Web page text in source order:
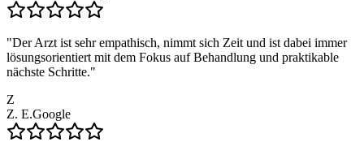
"Der Arzt ist sehr empathisch, nimmt sich Zeit und ist dabei immer
lösungsorientiert mit dem Fokus auf Behandlung und praktikable
nächste Schritte."
Z
Z. E.Google